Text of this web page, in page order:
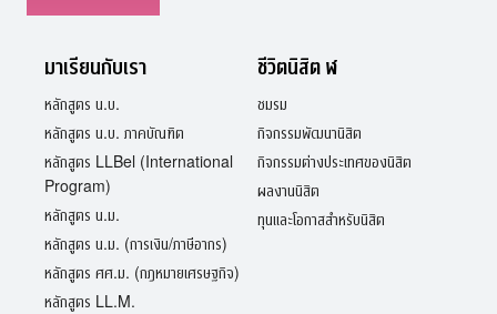
แด่
ศาสตร์
ปี
มาเรียนกับเรา
หลักสูตร น.บ.
หลักสูตร น.บ. ภาคบัณฑิต
หลักสูตร LLBel (International
Program)
หลักสูตร น.ม.
หลักสูตร น.ม. (การเงิน/ภาษีอากร)
หลักสูตร ศศ.ม. (กฎหมายเศรษฐกิจ)
หลักสูตร LL.M.
ชีวิตนิสิต ฬ
ชมรม
กิจกรรมพัฒนานิสิต
กิจกรรมต่างประเทศของนิสิต
ผลงานนิสิต
ทุนและโอกาสสำหรับนิสิต